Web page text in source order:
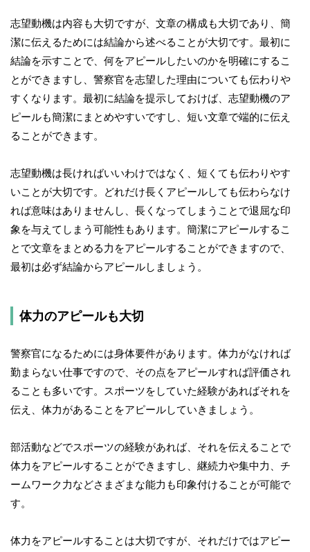
志望動機は内容も大切ですが、文章の構成も大切であり、簡
潔に伝えるためには結論から述べることが大切です。最初に
結論を示すことで、何をアピールしたいのかを明確にするこ
とができますし、警察官を志望した理由についても伝わりや
すくなります。最初に結論を提示しておけば、志望動機のア
ピールも簡潔にまとめやすいですし、短い文章で端的に伝え
ることができます。
志望動機は長ければいいわけではなく、短くても伝わりやす
いことが大切です。どれだけ長くアピールしても伝わらなけ
れば意味はありませんし、長くなってしまうことで退屈な印
象を与えてしまう可能性もあります。簡潔にアピールするこ
とで文章をまとめる力をアピールすることができますので、
最初は必ず結論からアピールしましょう。
体力のアピールも大切
警察官になるためには身体要件があります。体力がなければ
勤まらない仕事ですので、その点をアピールすれば評価され
ることも多いです。スポーツをしていた経験があればそれを
伝え、体力があることをアピールしていきましょう。
部活動などでスポーツの経験があれば、それを伝えることで
体力をアピールすることができますし、継続力や集中力、チ
ームワーク力などさまざまな能力も印象付けることが可能で
す。
体力をアピールすることは大切ですが、それだけではアピー